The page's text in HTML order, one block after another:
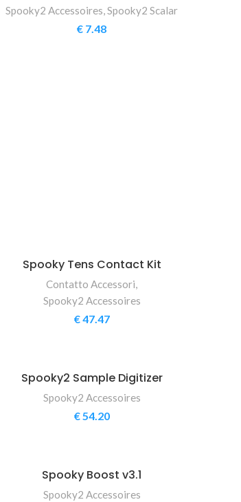
Spooky2 Accessoires,Spooky2 Scalar
€ 7.48
Spooky Tens Contact Kit
Contatto Accessori,
Spooky2 Accessoires
€47.47
Spooky2 Sample Digitizer
Spooky2 Accessoires
€54.20
Spooky Boost v3.1
Spooky2 Accessoires